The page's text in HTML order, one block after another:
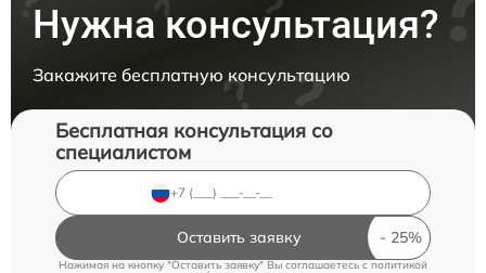
Нужна консультация?
Закажите бесплатную консультацию
Бесплатная консультация со
специалистом
Оставить заявку
Нажимая на кнопку "Оставить заявку" Вы соглашаетесь cполитикой